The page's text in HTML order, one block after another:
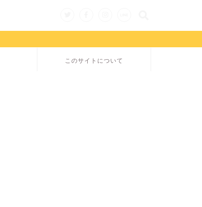
このサイトについて